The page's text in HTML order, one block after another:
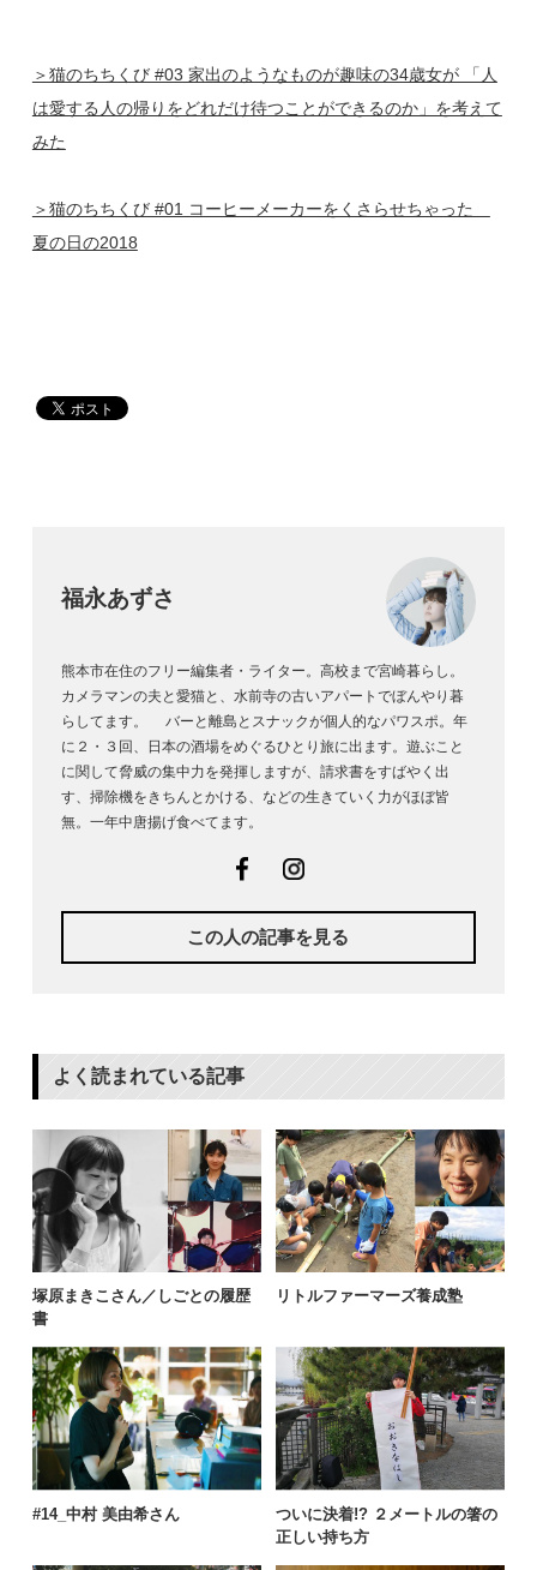
＞猫のちちくび #03 家出のようなものが趣味の34歳女が 「人
は愛する人の帰りをどれだけ待つことができるのか」を考えて
みた
＞猫のちちくび #01 コーヒーメーカーをくさらせちゃった
夏の日の2018
福永あずさ
熊本市在住のフリー編集者・ライター。高校まで宮崎暮らし。
カメラマンの夫と愛猫と、水前寺の古いアパートでぼんやり暮
らしてます。 バーと離島とスナックが個人的なパワスポ。年
に２・３回、日本の酒場をめぐるひとり旅に出ます。遊ぶこと
に関して脅威の集中力を発揮しますが、請求書をすばやく出
す、掃除機をきちんとかける、などの生きていく力がほぼ皆
無。一年中唐揚げ食べてます。
facebook
この人の記事を見る
よく読まれている記事
塚原まきこさん／しごとの履歴
書
リトルファーマーズ養成塾
#14_中村 美由希さん
ついに決着!? ２メートルの箸の
正しい持ち方